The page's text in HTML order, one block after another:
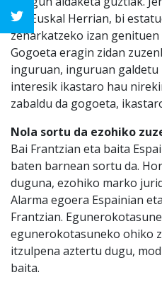
eta Euskal Herrian, bi
zeharkatzeko izan
Gogoeta eragin zidan
inguruan, inguruan galdetu
interesik ikastaro hau
zabaldu da gogoeta,
Nola sortu da ezohiko
Bai Frantzian eta baita
baten barnean sortu da.
duguna, ezohiko marko
Alarma egoera Espainian
Frantzian.
egunerokotasuneko ohiko
itzulpena aztertu dugu,
baita.